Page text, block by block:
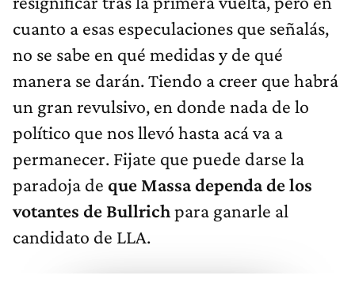
cuanto a esas especulaciones que señalás,
no se sabe en qué medidas y de qué
manera se darán. Tiendo a creer que habrá
un gran revulsivo, en donde nada de lo
político que nos llevó hasta acá va a
permanecer. Fijate que puede darse la
paradoja de que Massa dependa de los
votantes de Bullrichpara ganarle al
candidato de LLA.